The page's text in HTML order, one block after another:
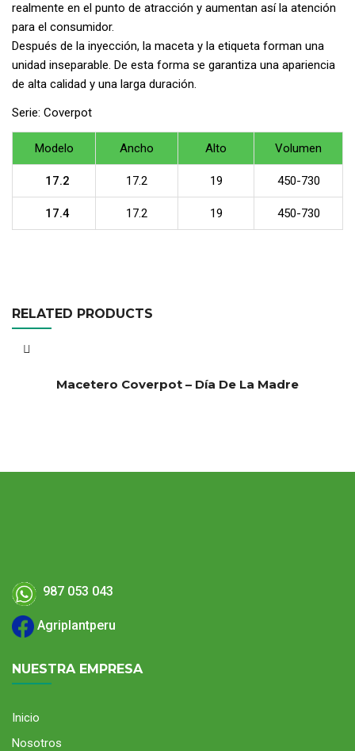
realmente en el punto de atracción y aumentan así la atención
para el consumidor.
Después de la inyección, la maceta y la etiqueta forman una
unidad inseparable. De esta forma se garantiza una apariencia
de alta calidad y una larga duración.
Serie: Coverpot
Modelo Ancho Alto Volumen
17.2 17.2 19 450-730
17.4 17.2 19 450-730
RELATED PRODUCTS
Macetero Coverpot – Día De La Madre
987 053 043
Agriplantperu
NUESTRA EMPRESA
Inicio
Nosotros